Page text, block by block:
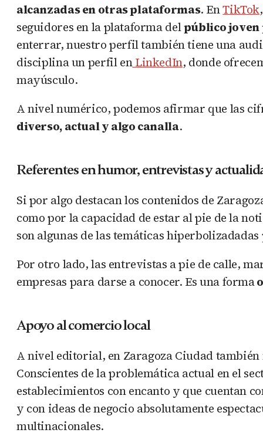
alcanzadas en otras plataformas. EnTikTok
seguidores en la plataforma delpúblico joven
enterrar, nuestro perfil también tiene una
disciplina un perfil enLinkedIn, donde
mayúsculo.
A nivel numérico, podemos afirmar que las
diverso, actual y algo canalla.
Referentes en humor, entrevistas y
Si por algo destacan los contenidos de
como por la capacidad de estar al pie de la
son algunas de las temáticas
Por otro lado, las entrevistas a pie de calle,
empresas para darse a conocer. Es una forma
Apoyo al comercio local
A nivel editorial, en Zaragoza Ciudad
Conscientes de la problemática actual en el
establecimientos con encanto y que cuentan
y con ideas de negocio absolutamente
multinacionales.